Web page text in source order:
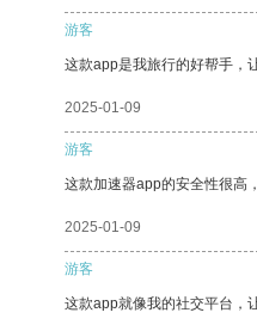
游客
这款app是我旅行的好帮手，
2025-01-09
游客
这款加速器app的安全性很高
2025-01-09
游客
这款app就像我的社交平台，